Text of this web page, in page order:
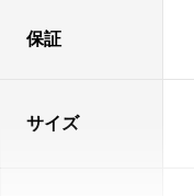
保証
サイズ